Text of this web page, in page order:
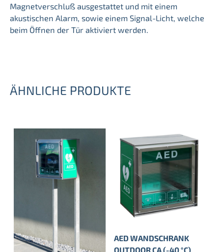
Magnetverschluß ausgestattet und mit einem
akustischen Alarm, sowie einem Signal-Licht, welche
beim Öffnen der Tür aktiviert werden.
ÄHNLICHE PRODUKTE
AED WANDSCHRANK
OUTDOOR CA (-40 °C)